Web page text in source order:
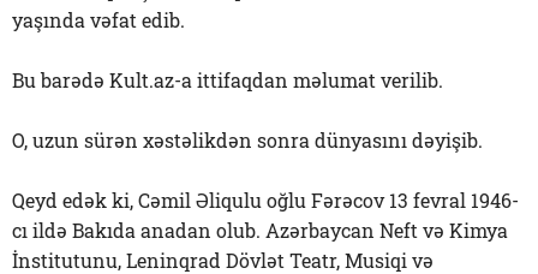
yaşında vəfat edib.
Bu barədə Kult.az-a ittifaqdan məlumat verilib.
O, uzun sürən xəstəlikdən sonra dünyasını dəyişib.
Qeyd edək ki, Cəmil Əliqulu oğlu Fərəcov 13 fevral 1946-
cı ildə Bakıda anadan olub. Azərbaycan Neft və Kimya
İnstitutunu, Leninqrad Dövlət Teatr, Musiqi və